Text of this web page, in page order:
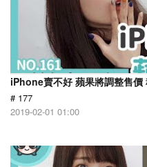
iPhone賣不好 蘋果將調整售價
# 177
2019-02-01 01:00